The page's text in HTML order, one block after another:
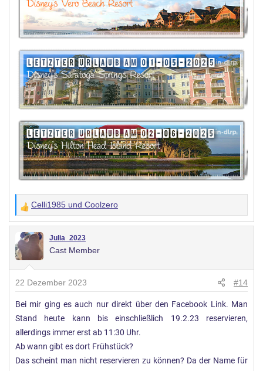
W
e
r
t
n
g
e
n
:
Celli1985 und Coolzero
Julia_2023
Cast Member
22 Dezember 2023 #14
Bei mir ging es auch nur direkt über den Facebook Link. Man
Stand heute kann bis einschließlich 19.2.23 reservieren,
allerdings immer erst ab 11:30 Uhr.
Ab wann gibt es dort Frühstück?
Das scheint man nicht reservieren zu können? Da der Name für